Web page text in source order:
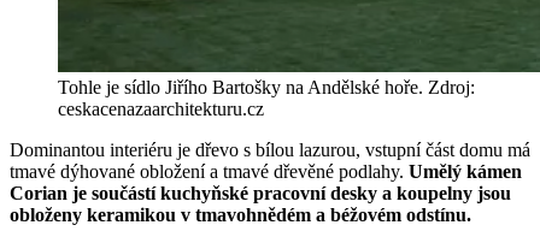
Tohle je sídlo Jiřího Bartošky na Andělské hoře. Zdroj:
ceskacenazaarchitekturu.cz
Dominantou interiéru je dřevo s bílou lazurou, vstupní část domu má
tmavé dýhované obložení a tmavé dřevěné podlahy. Umělý kámen
Corian je součástí kuchyňské pracovní desky a koupelny jsou
obloženy keramikou v tmavohnědém a béžovém odstínu.